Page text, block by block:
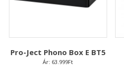
Pro-Ject Phono Box E BT5
Ár: 63.999Ft